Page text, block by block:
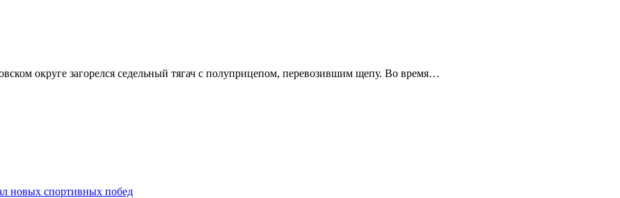
округе загорелся седельный тягач с полуприцепом, перевозившим щепу. Во время…
новых спортивных побед